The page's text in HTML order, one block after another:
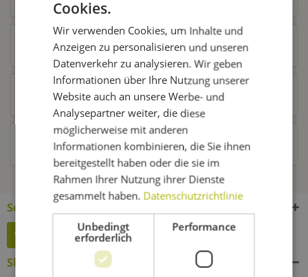
Ähnliche Artikel
Kunden kauften auch
Kunden haben sich ebenfalls angesehen
Service Hotline
Widerruf erklären
Shop Service
Cookies.
Wir verwenden Cookies, um Inhalte und
Anzeigen zu personalisieren und unseren
Datenverkehr zu analysieren. Wir geben
Informationen über Ihre Nutzung unserer
Website auch an unsere Werbe- und
Analysepartner weiter, die diese
möglicherweise mit anderen
Informationen kombinieren, die Sie ihnen
bereitgestellt haben oder die sie im
Rahmen Ihrer Nutzung ihrer Dienste
gesammelt haben. Datenschutzrichtlinie
Unbedingt
erforderlich
Performance